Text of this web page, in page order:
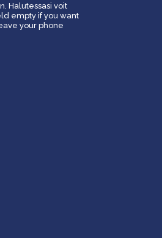
Halutessasi voit
empty if you want
your phone